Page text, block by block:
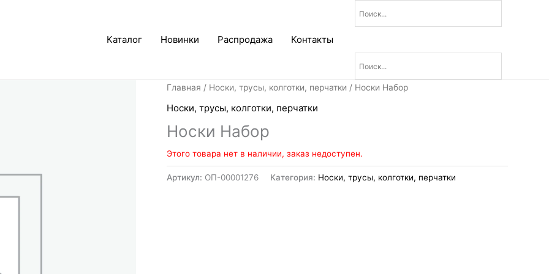
Каталог Новинки Распродажа Контакты
Главная / Носки, трусы, колготки, перчатки / Носки Набор
Носки, трусы, колготки, перчатки
Носки Набор
Этого товара нет в наличии, заказ недоступен.
Артикул: ОП-00001276 Категория: Носки, трусы, колготки, перчатки